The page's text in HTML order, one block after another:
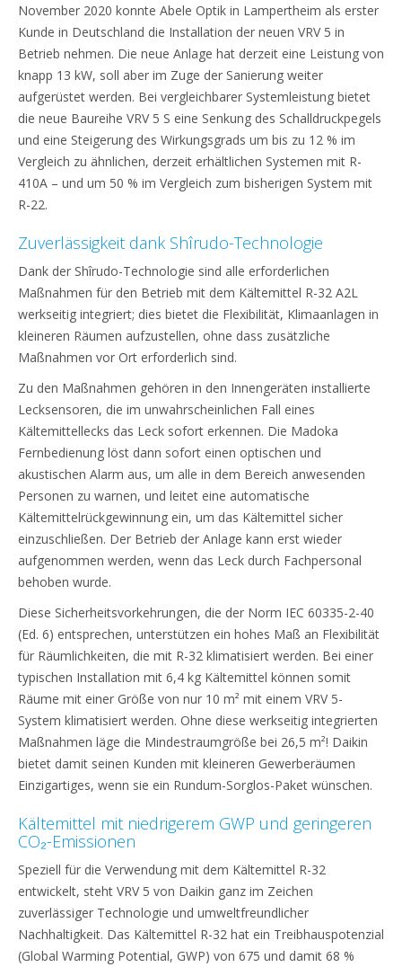
November 2020 konnte Abele Optik in Lampertheim als erster
Kunde in Deutschland die Installation der neuen VRV 5 in
Betrieb nehmen. Die neue Anlage hat derzeit eine Leistung von
knapp 13 kW, soll aber im Zuge der Sanierung weiter
aufgerüstet werden. Bei vergleichbarer Systemleistung bietet
die neue Baureihe VRV 5 S eine Senkung des Schalldruckpegels
und eine Steigerung des Wirkungsgrads um bis zu 12 % im
Vergleich zu ähnlichen, derzeit erhältlichen Systemen mit R-
410A – und um 50 % im Vergleich zum bisherigen System mit
R-22.
Zuverlässigkeit dank Shîrudo-Technologie
Dank der Shîrudo-Technologie sind alle erforderlichen
Maßnahmen für den Betrieb mit dem Kältemittel R-32 A2L
werkseitig integriert; dies bietet die Flexibilität, Klimaanlagen in
kleineren Räumen aufzustellen, ohne dass zusätzliche
Maßnahmen vor Ort erforderlich sind.
Zu den Maßnahmen gehören in den Innengeräten installierte
Lecksensoren, die im unwahrscheinlichen Fall eines
Kältemittellecks das Leck sofort erkennen. Die Madoka
Fernbedienung löst dann sofort einen optischen und
akustischen Alarm aus, um alle in dem Bereich anwesenden
Personen zu warnen, und leitet eine automatische
Kältemittelrückgewinnung ein, um das Kältemittel sicher
einzuschließen. Der Betrieb der Anlage kann erst wieder
aufgenommen werden, wenn das Leck durch Fachpersonal
behoben wurde.
Diese Sicherheitsvorkehrungen, die der Norm IEC 60335-2-40
(Ed. 6) entsprechen, unterstützen ein hohes Maß an Flexibilität
für Räumlichkeiten, die mit R-32 klimatisiert werden. Bei einer
typischen Installation mit 6,4 kg Kältemittel können somit
Räume mit einer Größe von nur 10 m² mit einem VRV 5-
System klimatisiert werden. Ohne diese werkseitig integrierten
Maßnahmen läge die Mindestraumgröße bei 26,5 m²! Daikin
bietet damit seinen Kunden mit kleineren Gewerberäumen
Einzigartiges, wenn sie ein Rundum-Sorglos-Paket wünschen.
Kältemittel mit niedrigerem GWP und geringeren
CO₂-Emissionen
Speziell für die Verwendung mit dem Kältemittel R-32
entwickelt, steht VRV 5 von Daikin ganz im Zeichen
zuverlässiger Technologie und umweltfreundlicher
Nachhaltigkeit. Das Kältemittel R-32 hat ein Treibhauspotenzial
(Global Warming Potential, GWP) von 675 und damit 68 %